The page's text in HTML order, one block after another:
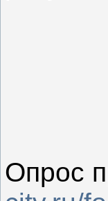
Опрос